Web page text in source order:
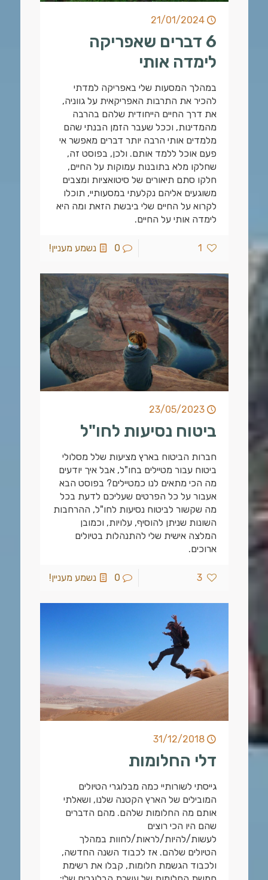
21/01/2024
6 דברים שאפריקה
לימדה אותי
במהלך המסעות שלי באפריקה למדתי
להכיר את התרבות האפריקאית על גווניה,
את דרך החיים הייחודית שלהם בהרבה
מהמדינות, וככל שעבר הזמן הבנתי שהם
מלמדים אותי הרבה יותר דברים מאפשר אי
פעם אוכל ללמד אותם. ולכן, בפוסט זה,
שחלקו מלא בתובנות עמוקות על החיים,
חלקו סתם תיאורים של סיטואציות ומצבים
משוגעים אליהם נקלעתי במסעותיי, תוכלו
לקרוא על החיים שלי ביבשת הזאת ומה היא
לימדה אותי על החיים.
1
0 נשמע מעניין!
23/05/2023
ביטוח נסיעות לחו"ל
חברות הביטוח בארץ מציעות שלל מסלולי
ביטוח עבור מטיילים בחו"ל, אבל איך יודעים
מה הכי מתאים לנו כמטיילים? בפוסט הבא
אעבור על כל הפרטים שעליכם לדעת בכל
מה שקשור לביטוח נסיעות לחו"ל, ההרחבות
השונות שניתן להוסיף, עלויות, וכמובן
המלצה אישית שלי להתנהלות בטיולים
ארוכים.
3
0 נשמע מעניין!
31/12/2018
דלי החלומות
גייסתי לשורותיי כמה מבלוגרי הטיולים
המובילים של הארץ הקטנה שלנו, ושאלתי
אותם מה החלומות שלהם. מהם הדברים
שהם היו הכי רוצים
לעשות/להיות/לראות/לחוות במהלך
הטיולים שלהם. אז לכבוד השנה החדשה,
ולכבוד הגשמת חלומות, קבלו את רשימת